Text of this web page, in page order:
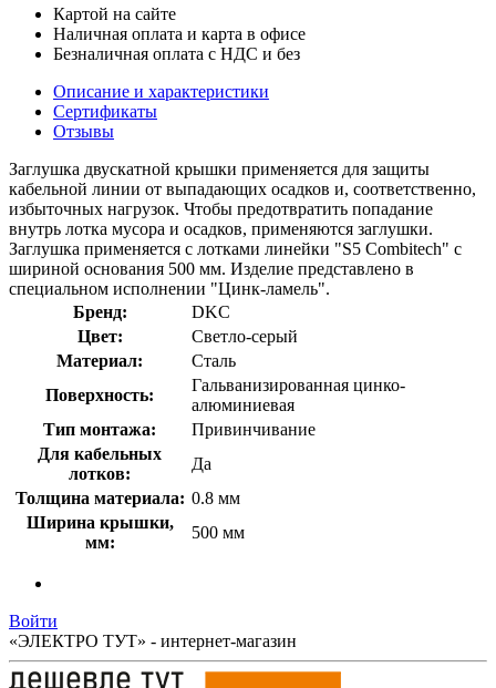
Картой на сайте
Наличная оплата и карта в офисе
Безналичная оплата с НДС и без
Описание и характеристики
Сертификаты
Отзывы
Заглушка двускатной крышки применяется для защиты
кабельной линии от выпадающих осадков и, соответственно,
избыточных нагрузок. Чтобы предотвратить попадание
внутрь лотка мусора и осадков, применяются заглушки.
Заглушка применяется с лотками линейки "S5 Combitech" с
шириной основания 500 мм. Изделие представлено в
специальном исполнении "Цинк-ламель".
Бренд:
DKC
Цвет:
Светло-серый
Материал:
Сталь
Поверхность:
Гальванизированная цинко-
алюминиевая
Тип монтажа:
Привинчивание
Для кабельных
лотков:
Да
Толщина материала: 0.8 мм
Ширина крышки,
мм:
500 мм
Войти
«ЭЛЕКТРО ТУТ» - интернет-магазин